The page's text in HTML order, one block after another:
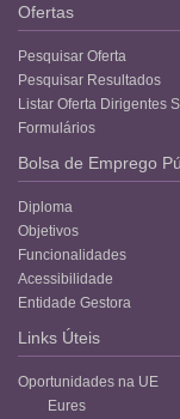
Ofertas
Pesquisar Oferta
Pesquisar Resultados
Listar Oferta Dirigentes
Formulários
Bolsa de Emprego
Diploma
Objetivos
Funcionalidades
Acessibilidade
Entidade Gestora
Links Úteis
Oportunidades na UE
Eures